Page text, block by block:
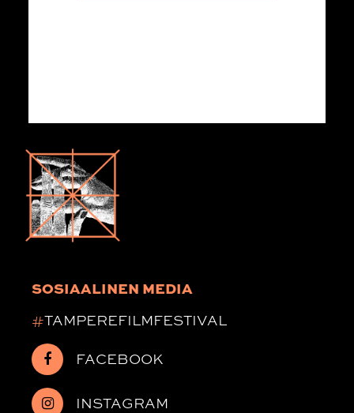
SOSIAALINEN MEDIA
#TAMPEREFILMFESTIVAL
FACEBOOK
INSTAGRAM